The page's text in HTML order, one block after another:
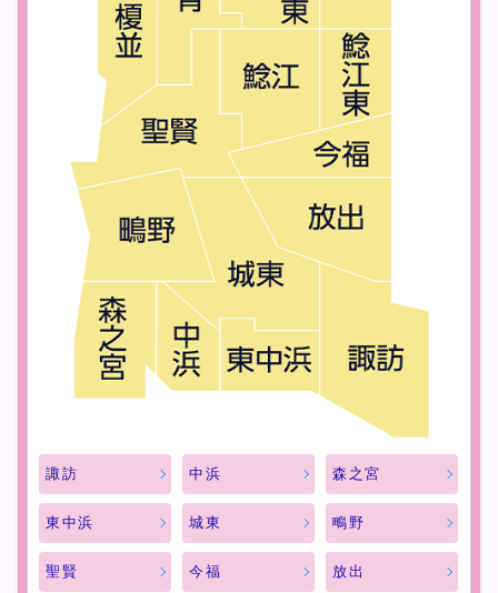
諏訪 中浜 森之宮
東中浜 城東 鴫野
聖賢 今福 放出